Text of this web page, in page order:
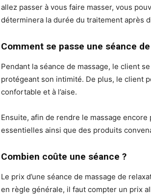
allez passer à vous faire masser, vous
déterminera la durée du traitement après
Comment se passe une séance
Pendant la séance de massage, le client
protégeant son intimité. De plus, le client
confortable et à l’aise.
Ensuite, afin de rendre le massage
essentielles ainsi que des produits
Combien coûte une séance ?
Le prix d’une séance de massage de
en règle générale, il faut compter un prix